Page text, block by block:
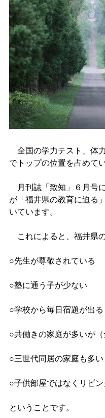
全国の学力テスト、体
でトップの位置を占めてい
月刊誌「致知」６月号
が「福井県の教育に迫る
いています。
これによると、福井県の
○先生が尊敬されている
○塾に通う子が少ない
○学校から毎日宿題が出
○共働きの家庭が多いが（
○三世代同居の家庭も多い
○子供部屋ではなくリビ
ということです。